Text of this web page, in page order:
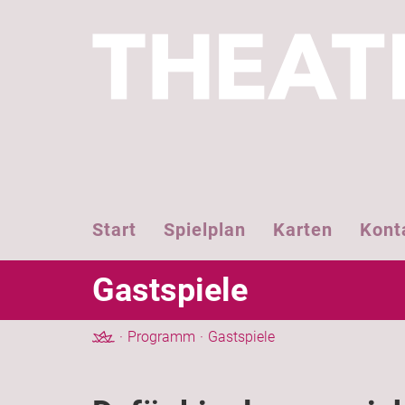
Start Spielplan Karten
Gastspiele
Programm Gastspiele